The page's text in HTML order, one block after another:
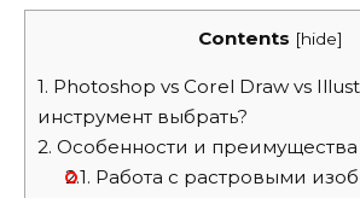
Contents [hide]
1. Photoshop vs Corel Draw vs
инструмент выбрать?
2. Особенности и
2.1. Работа с растровыми